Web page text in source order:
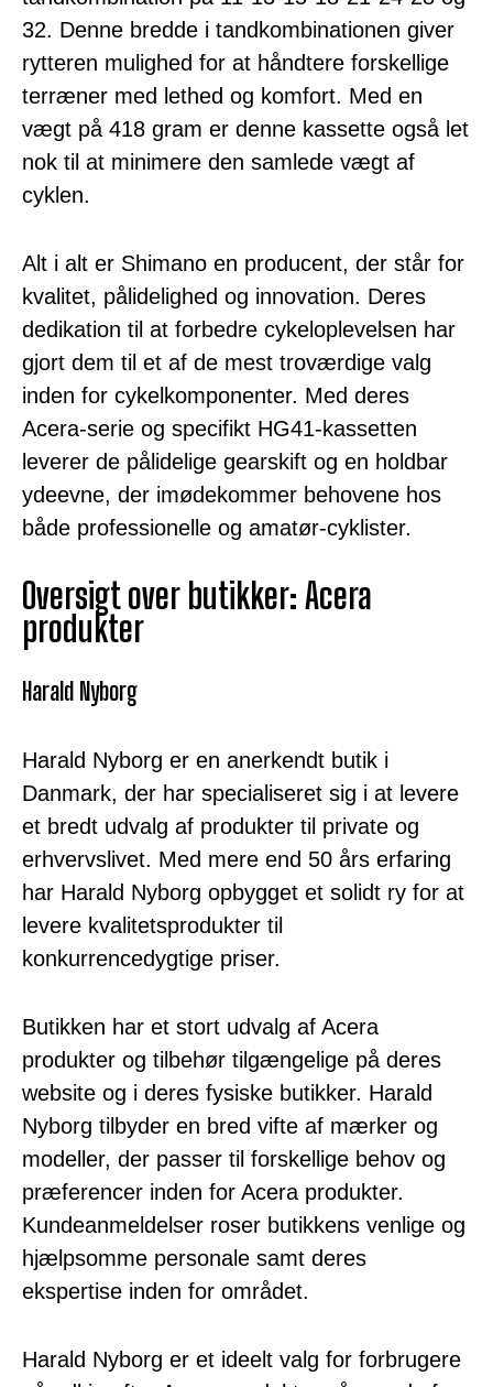
32. Denne bredde i tandkombinationen giver
rytteren mulighed for at håndtere forskellige
terræner med lethed og komfort. Med en
vægt på 418 gram er denne kassette også let
nok til at minimere den samlede vægt af
cyklen.
Alt i alt er Shimano en producent, der står for
kvalitet, pålidelighed og innovation. Deres
dedikation til at forbedre cykeloplevelsen har
gjort dem til et af de mest troværdige valg
inden for cykelkomponenter. Med deres
Acera-serie og specifikt HG41-kassetten
leverer de pålidelige gearskift og en holdbar
ydeevne, der imødekommer behovene hos
både professionelle og amatør-cyklister.
Oversigt over butikker: Acera
produkter
Harald Nyborg
Harald Nyborg er en anerkendt butik i
Danmark, der har specialiseret sig i at levere
et bredt udvalg af produkter til private og
erhvervslivet. Med mere end 50 års erfaring
har Harald Nyborg opbygget et solidt ry for at
levere kvalitetsprodukter til
konkurrencedygtige priser.
Butikken har et stort udvalg af Acera
produkter og tilbehør tilgængelige på deres
website og i deres fysiske butikker. Harald
Nyborg tilbyder en bred vifte af mærker og
modeller, der passer til forskellige behov og
præferencer inden for Acera produkter.
Kundeanmeldelser roser butikkens venlige og
hjælpsomme personale samt deres
ekspertise inden for området.
Harald Nyborg er et ideelt valg for forbrugere